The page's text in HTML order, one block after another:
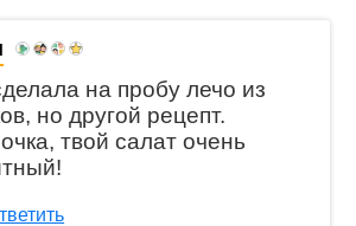
на пробу лечо из
но другой рецепт.
твой салат очень